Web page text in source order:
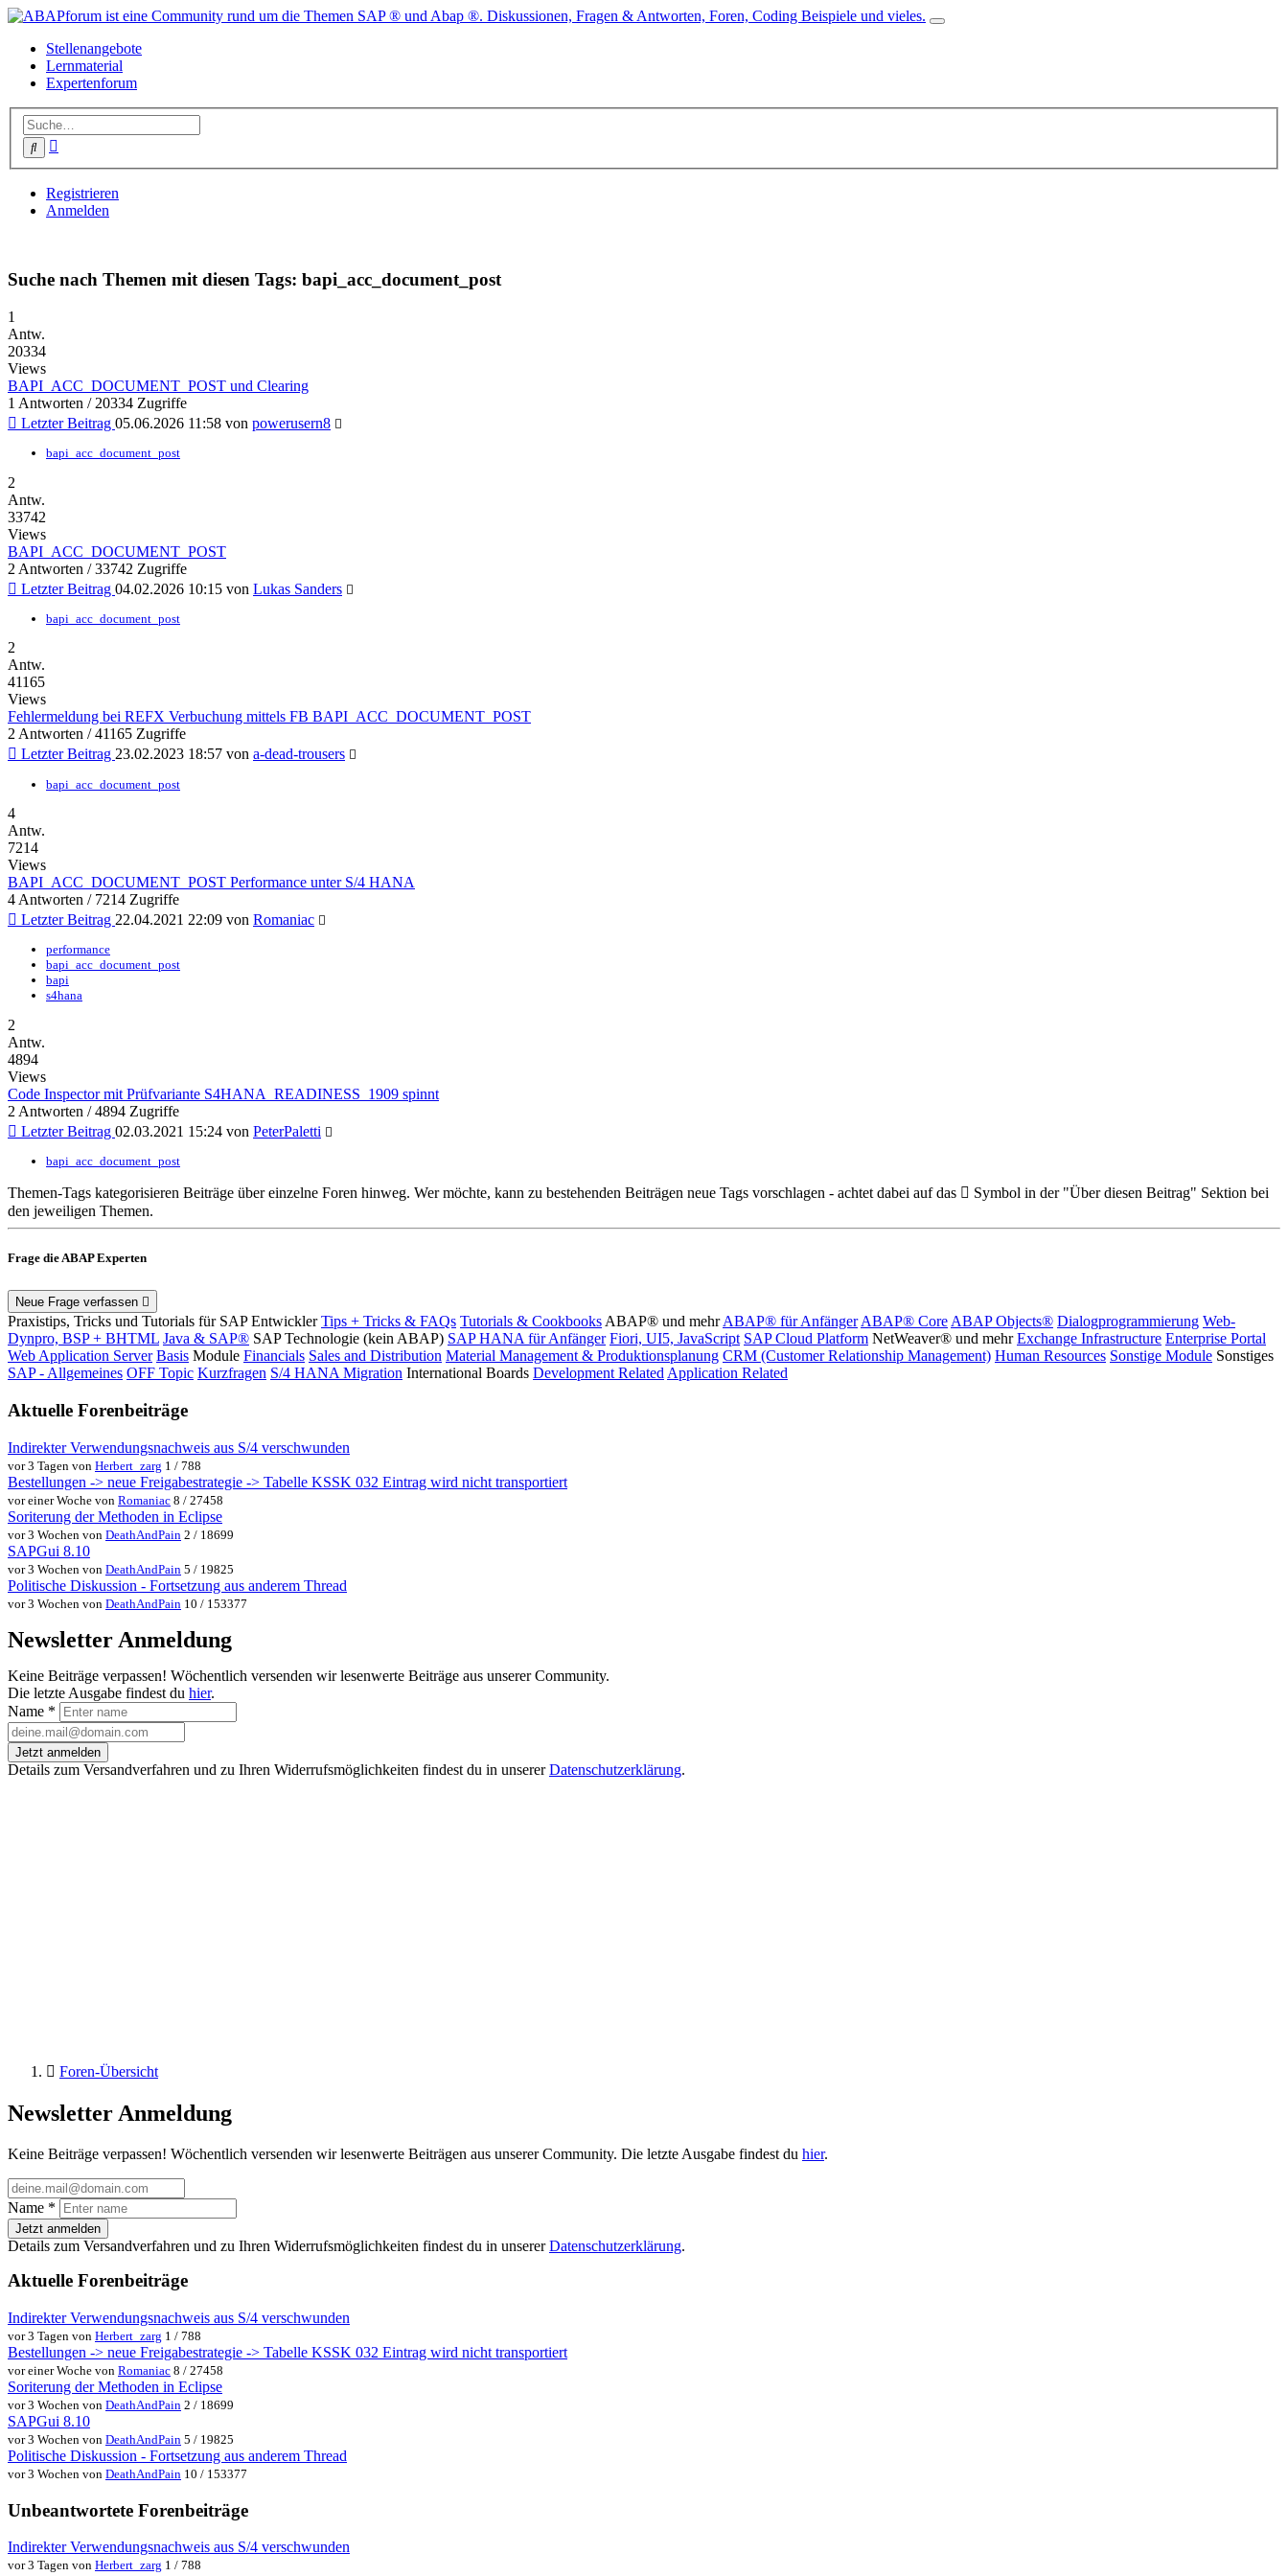
Stellenangebote
Lernmaterial
Expertenforum
Suche
Registrieren
Anmelden
Suche nach Themen mit diesen Tags: bapi_acc_document_post
1
Antw.
20334
Views
BAPI_ACC_DOCUMENT_POST und Clearing
1 Antworten / 20334 Zugriffe
Letzter Beitrag 05.06.2026 11:58 von powerusern8
bapi_acc_document_post
2
Antw.
33742
Views
BAPI_ACC_DOCUMENT_POST
2 Antworten / 33742 Zugriffe
Letzter Beitrag 04.02.2026 10:15 von Lukas Sanders
bapi_acc_document_post
2
Antw.
41165
Views
Fehlermeldung bei REFX Verbuchung mittels FB BAPI_ACC_DOCUMENT_POST
2 Antworten / 41165 Zugriffe
Letzter Beitrag 23.02.2023 18:57 von a-dead-trousers
bapi_acc_document_post
4
Antw.
7214
Views
BAPI_ACC_DOCUMENT_POST Performance unter S/4 HANA
4 Antworten / 7214 Zugriffe
Letzter Beitrag 22.04.2021 22:09 von Romaniac
performance
bapi_acc_document_post
bapi
s4hana
2
Antw.
4894
Views
Code Inspector mit Prüfvariante S4HANA_READINESS_1909 spinnt
2 Antworten / 4894 Zugriffe
Letzter Beitrag 02.03.2021 15:24 von PeterPaletti
bapi_acc_document_post
Themen-Tags kategorisieren Beiträge über einzelne Foren hinweg. Wer möchte, kann zu bestehenden Beiträgen neue Tags vorschlagen - achtet dabei auf das
Symbol in der "Über diesen Beitrag" Sektion bei
den jeweiligen Themen.
Frage die ABAP Experten
Neue Frage verfassen
Praxistips, Tricks und Tutorials für SAP Entwickler Tips + Tricks & FAQs Tutorials & CookbooksABAP® und mehrABAP® für AnfängerABAP® CoreABAP Objects® Dialogprogrammierung Web-
Dynpro, BSP + BHTML Java & SAP® SAP Technologie (kein ABAP) SAP HANA für Anfänger Fiori, UI5, JavaScript SAP Cloud Platform NetWeaver® und mehr Exchange Infrastructure Enterprise Portal
Web Application Server Basis Module Financials Sales and Distribution Material Management & Produktionsplanung CRM (Customer Relationship Management) Human Resources Sonstige Module Sonstiges
SAP - Allgemeines OFF Topic Kurzfragen S/4 HANA Migration International Boards Development RelatedApplication Related
Aktuelle Forenbeiträge
Indirekter Verwendungsnachweis aus S/4 verschwunden
vor 3 Tagen von Herbert_zarg 1 / 788
Bestellungen -> neue Freigabestrategie -> Tabelle KSSK 032 Eintrag wird nicht transportiert
vor einer Woche von Romaniac 8 / 27458
Soriterung der Methoden in Eclipse
vor 3 Wochen von DeathAndPain 2 / 18699
SAPGui 8.10
vor 3 Wochen von DeathAndPain 5 / 19825
Politische Diskussion - Fortsetzung aus anderem Thread
vor 3 Wochen von DeathAndPain 10 / 153377
Newsletter Anmeldung
Keine Beiträge verpassen! Wöchentlich versenden wir lesenwerte Beiträge aus unserer Community.
Die letzte Ausgabe findest du hier.
Name *
Jetzt anmelden
Details zum Versandverfahren und zu Ihren Widerrufsmöglichkeiten findest du in unsererDatenschutzerklärung.
Foren-Übersicht
Newsletter Anmeldung
Keine Beiträge verpassen! Wöchentlich versenden wir lesenwerte Beiträgen aus unserer Community. Die letzte Ausgabe findest du hier.
Name *
Jetzt anmelden
Details zum Versandverfahren und zu Ihren Widerrufsmöglichkeiten findest du in unsererDatenschutzerklärung.
Aktuelle Forenbeiträge
Indirekter Verwendungsnachweis aus S/4 verschwunden
vor 3 Tagen von Herbert_zarg 1 / 788
Bestellungen -> neue Freigabestrategie -> Tabelle KSSK 032 Eintrag wird nicht transportiert
vor einer Woche von Romaniac 8 / 27458
Soriterung der Methoden in Eclipse
vor 3 Wochen von DeathAndPain 2 / 18699
SAPGui 8.10
vor 3 Wochen von DeathAndPain 5 / 19825
Politische Diskussion - Fortsetzung aus anderem Thread
vor 3 Wochen von DeathAndPain 10 / 153377
Unbeantwortete Forenbeiträge
Indirekter Verwendungsnachweis aus S/4 verschwunden
vor 3 Tagen von Herbert_zarg 1 / 788